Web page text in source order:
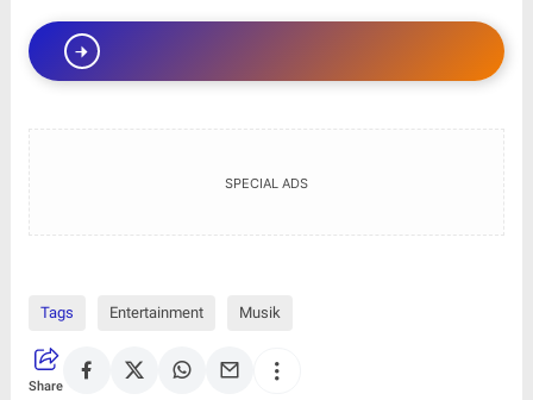
SPECIAL ADS
Tags Entertainment Musik
Share